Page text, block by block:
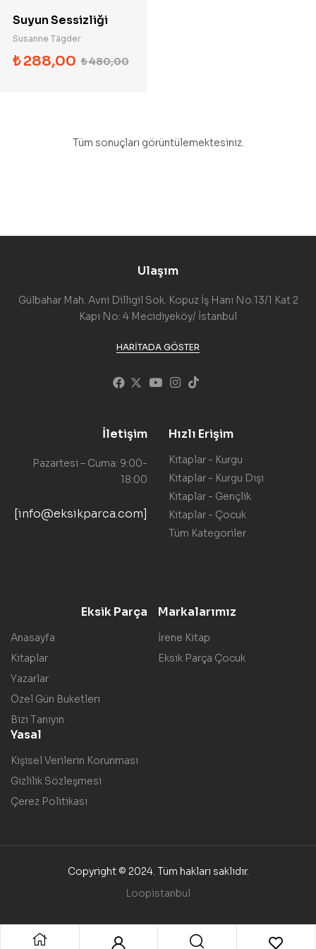
Suyun Sessizliği
Susanne Tägder
₺480,00
₺288,00
Tüm sonuçları görüntülemektesiniz.
Ulaşım
Gülbahar Mah. Avni Dilligil Sok. Kopuz İş Hanı No.13/1 Kat 2
Kapı No: 4 Mecidiyeköy/ İstanbul
HARITADA GÖSTER
İletişim
Pazartesi – Cuma: 9:00-
18:00
[info@eksikparca.com]
Hızlı Erişim
Kitaplar - Kurgu
Kitaplar - Kurgu Dışı
Kitaplar - Gençlik
Kitaplar - Çocuk
Tüm Kategoriler
Eksik Parça
Anasayfa
Kitaplar
Yazarlar
Özel Gün Buketleri
Bizi Tanıyın
Markalarımız
İrene Kitap
Eksik Parça Çocuk
Yasal
Kişisel Verilerin Korunması
Gizlilik Sözleşmesi
Çerez Politikası
Copyright © 2024. Tüm hakları saklıdır.
Loopistanbul